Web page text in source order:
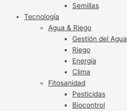
Semillas
Tecnología
Agua & Riego
Gestión del Agua
Riego
Energía
Clima
Fitosanidad
Pesticidas
Biocontrol